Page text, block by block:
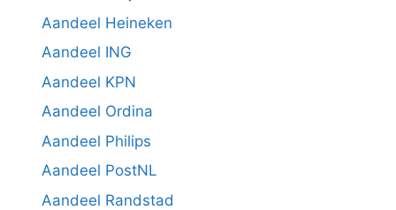
Aandeel Heineken
Aandeel ING
Aandeel KPN
Aandeel Ordina
Aandeel Philips
Aandeel PostNL
Aandeel Randstad